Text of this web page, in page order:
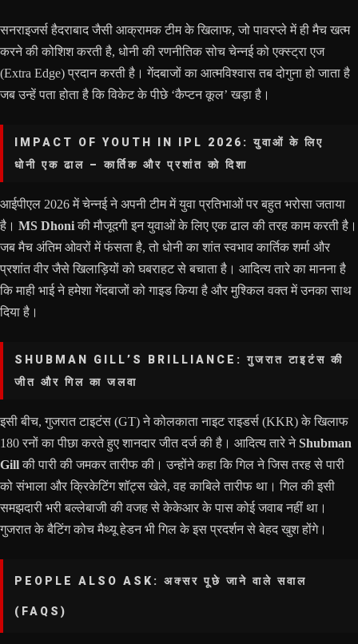
सनराइजर्स हैदराबाद जैसी आक्रामक टीम के खिलाफ, जो पावरप्ले में ही मैच खत्म
करने की कोशिश करती है, धोनी की रणनीतिक सोच चेन्नई को एक्स्ट्रा एज
(Extra Edge) प्रदान करती है। गेंदबाजों का आत्मविश्वास तब दोगुना हो जाता है
जब उन्हें पता होता है कि विकेट के पीछे ‘कैप्टन कूल’ खड़ा है।
IMPACT OF YOUTH IN IPL 2026: युवाओं के लिए
धोनी एक ढाल – कार्तिक और प्रशांत को दिशा
आईपीएल 2026 में चेन्नई ने अपनी टीम में युवा प्रतिभाओं पर बहुत भरोसा जताया
है। MS Dhoniकी मौजूदगी इन युवाओं के लिए एक ढाल की तरह काम करती है।
जब मैच अंतिम ओवरों में फंसता है, तो धोनी का शांत स्वभाव कार्तिक शर्मा और
प्रशांत वीर जैसे खिलाड़ियों को घबराहट से बचाता है। आदित्य तारे का मानना है
कि माही भाई ने हमेशा गेंदबाजों को गाइड किया है और मुश्किल वक्त में उनका साथ
दिया है।
SHUBMAN GILL’S BRILLIANCE: गुजरात टाइटंस की
जीत और गिल का जलवा
इसी बीच, गुजरात टाइटंस (GT) ने कोलकाता नाइट राइडर्स (KKR) के खिलाफ
180 रनों का पीछा करते हुए शानदार जीत दर्ज की है। आदित्य तारे नेShubman
Gillकी पारी की जमकर तारीफ की। उन्होंने कहा कि गिल ने जिस तरह से पारी
को संभाला और क्रिकेटिंग शॉट्स खेले, वह काबिले तारीफ था। गिल की इसी
समझदारी भरी बल्लेबाजी की वजह से केकेआर के पास कोई जवाब नहीं था।
गुजरात के बैटिंग कोच मैथ्यू हेडन भी गिल के इस प्रदर्शन से बेहद खुश होंगे।
PEOPLE ALSO ASK: अक्सर पूछे जाने वाले सवाल
(FAQS)